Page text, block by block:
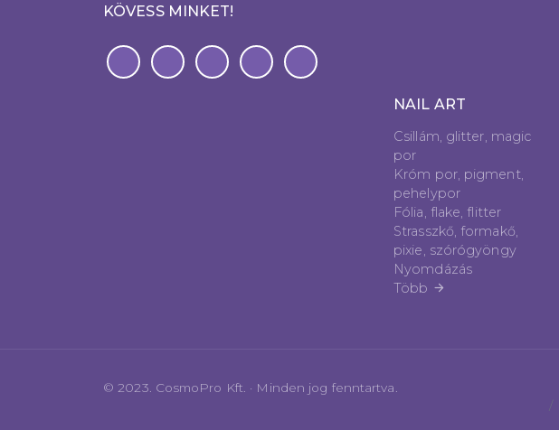
NAIL ART
Csillám, glitter, magic
por
Króm por, pigment,
pehelypor
Fólia, flake, flitter
Strasszkő, formakő,
pixie, szórógyöngy
Nyomdázás
Több arrow_forward
KÖVESS MINKET!
© 2023. CosmoPro Kft. · Minden jog fenntartva.